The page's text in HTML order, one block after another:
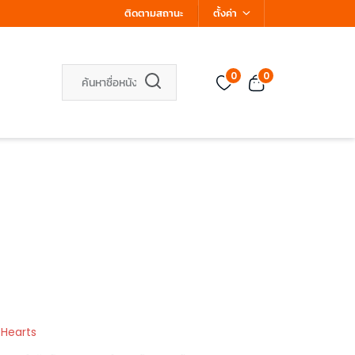
ติดตามสถานะ ตั้งค่า
0 0
Hearts